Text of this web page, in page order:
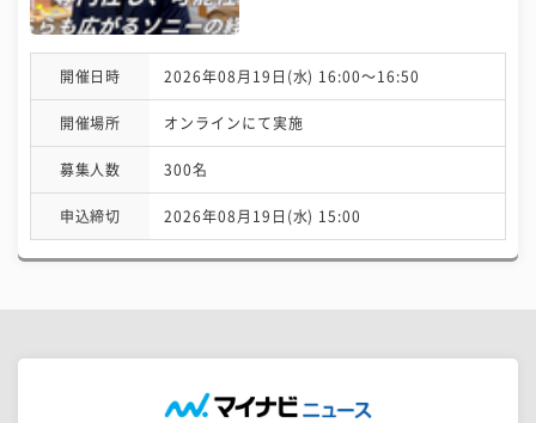
開催日時 2026年08月19日(水) 16:00〜16:50
開催場所 オンラインにて実施
募集人数 300名
申込締切 2026年08月19日(水) 15:00